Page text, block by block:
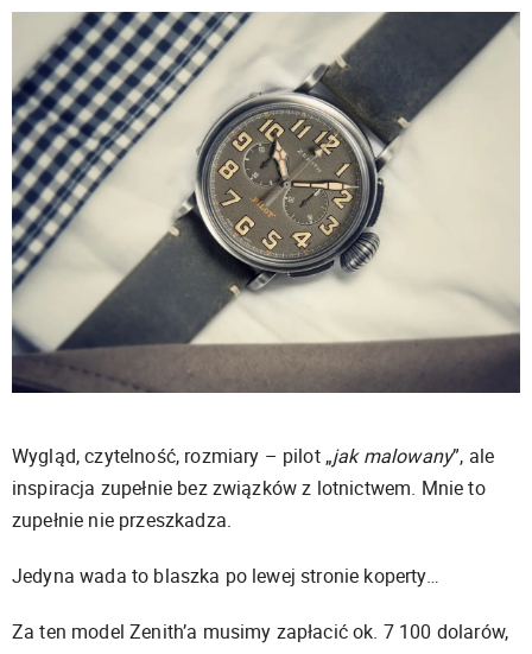
Wygląd, czytelność, rozmiary – pilot „jak malowany”, ale
inspiracja zupełnie bez związków z lotnictwem. Mnie to
zupełnie nie przeszkadza.
Jedyna wada to blaszka po lewej stronie koperty…
Za ten model Zenith’a musimy zapłacić ok. 7 100 dolarów,